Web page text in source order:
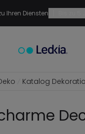
Ihren Diensten
Katalog